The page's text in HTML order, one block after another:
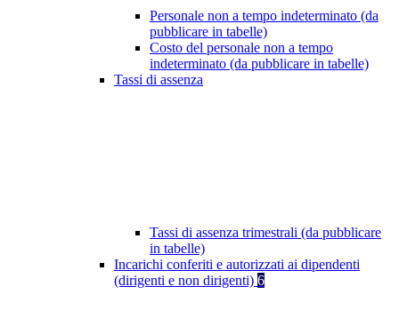
Personale non a tempo indeterminato (da
pubblicare in tabelle)
Costo del personale non a tempo
indeterminato (da pubblicare in tabelle)
Tassi di assenza
Tassi di assenza trimestrali (da pubblicare
in tabelle)
Incarichi conferiti e autorizzati ai dipendenti
(dirigenti e non dirigenti) 6